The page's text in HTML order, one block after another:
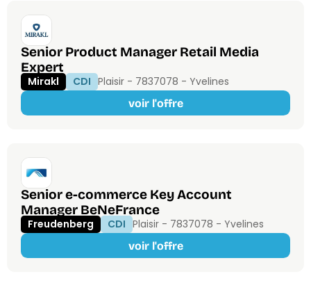
Senior Product Manager Retail Media
Expert
Mirakl CDI Plaisir - 7837078 - Yvelines
voir l'offre
Senior e-commerce Key Account
Manager BeNeFrance
Freudenberg CDI Plaisir - 7837078 - Yvelines
voir l'offre